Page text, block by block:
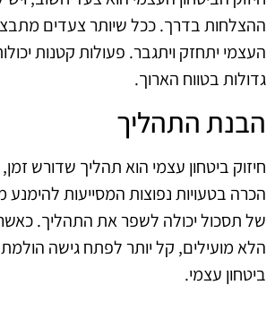
ההצלחות בדרך. ככל שיותר צעדים
העצמי יתחזק ויתגבר. פעולות קטנות
גדולות בטווח הארוך.
הבנת התהליך
חיזוק ביטחון עצמי הוא תהליך שדורש
הכרה בטעויות נפוצות המסייעות להימנע
של תסכול יכולה לשפר את התהליך.
הלא מועילים, קל יותר לפתח גישה הולמת
ביטחון עצמי.